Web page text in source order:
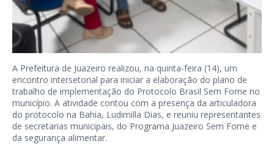
A Prefeitura de Juazeiro realizou, na quinta-feira (14), um
encontro intersetorial para iniciar a elaboração do plano de
trabalho de implementação do Protocolo Brasil Sem Fome no
município. A atividade contou com a presença da articuladora
do protocolo na Bahia, Ludimilla Dias, e reuniu representantes
de secretarias municipais, do Programa Juazeiro Sem Fome e
da segurança alimentar.